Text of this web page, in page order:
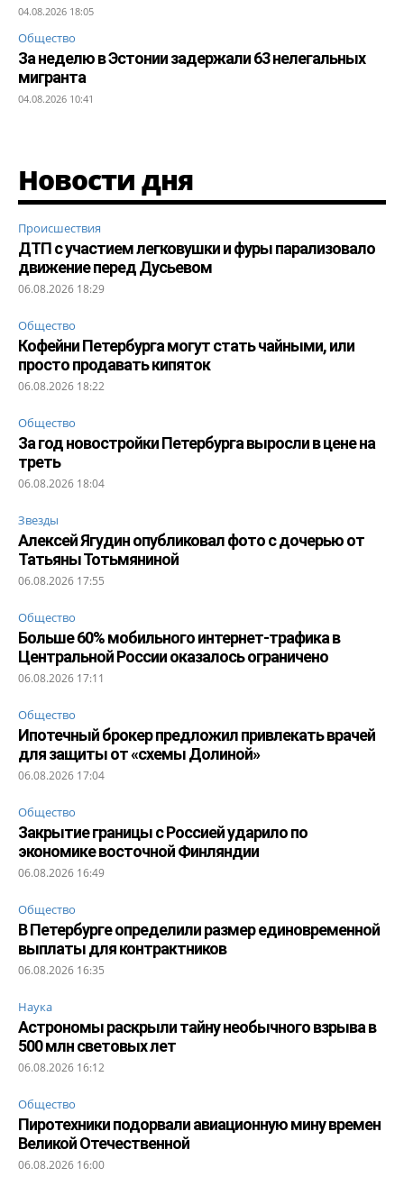
04.08.2026 18:05
Общество
За неделю в Эстонии задержали 63 нелегальных
мигранта
04.08.2026 10:41
Новости дня
Происшествия
ДТП с участием легковушки и фуры парализовало
движение перед Дусьевом
06.08.2026 18:29
Общество
Кофейни Петербурга могут стать чайными, или
просто продавать кипяток
06.08.2026 18:22
Общество
За год новостройки Петербурга выросли в цене на
треть
06.08.2026 18:04
Звезды
Алексей Ягудин опубликовал фото с дочерью от
Татьяны Тотьмяниной
06.08.2026 17:55
Общество
Больше 60% мобильного интернет-трафика в
Центральной России оказалось ограничено
06.08.2026 17:11
Общество
Ипотечный брокер предложил привлекать врачей
для защиты от «схемы Долиной»
06.08.2026 17:04
Общество
Закрытие границы с Россией ударило по
экономике восточной Финляндии
06.08.2026 16:49
Общество
В Петербурге определили размер единовременной
выплаты для контрактников
06.08.2026 16:35
Наука
Астрономы раскрыли тайну необычного взрыва в
500 млн световых лет
06.08.2026 16:12
Общество
Пиротехники подорвали авиационную мину времен
Великой Отечественной
06.08.2026 16:00